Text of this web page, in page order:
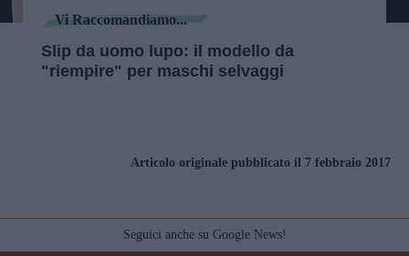
Vi Raccomandiamo...
Slip da uomo lupo: il modello da
"riempire" per maschi selvaggi
Articolo originale pubblicato il 7 febbraio 2017
Seguici anche su Google News!